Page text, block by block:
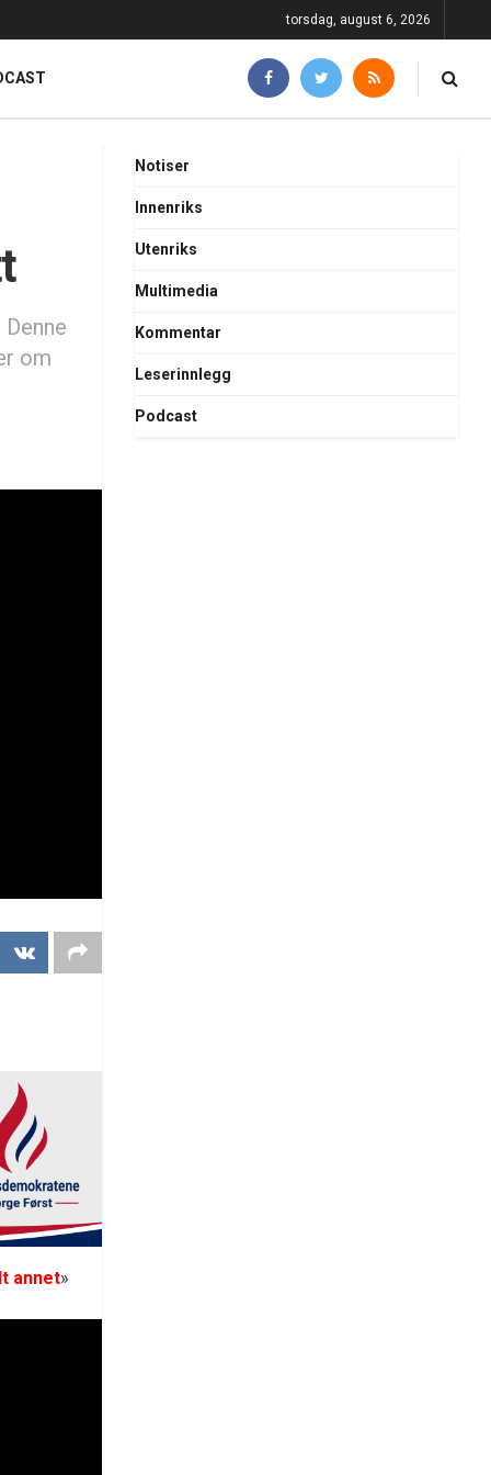
torsdag, august 6, 2026
om
annet»
Notiser
Innenriks
Utenriks
Multimedia
Kommentar
Leserinnlegg
Podcast